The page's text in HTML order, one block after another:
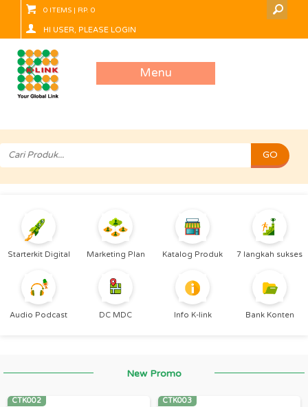
0 ITEMS | RP. 0
HI USER, PLEASE LOGIN
Menu
Starterkit Digital Marketing Plan Katalog Produk 7 langkah sukses
Audio Podcast DC MDC Info K-link Bank Konten
New Promo
CTK002 CTK003